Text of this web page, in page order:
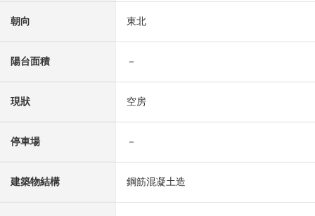
朝向 東北
陽台面積 －
現狀 空房
停車場 －
建築物結構 鋼筋混凝土造